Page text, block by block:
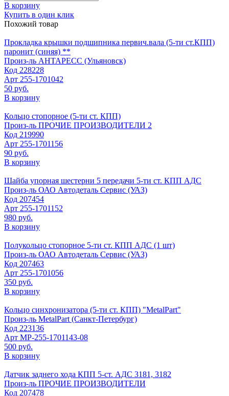
В корзину
Купить в один клик
Похожий товар
Прокладка крышки подшипника первич.вала (5-ти ст.КПП)
паронит (синяя) **
Произ-ль АНТАРЕСС (Ульяновск)
Код 228228
Арт 255-1701042
50 руб.
В корзину
Кольцо стопорное (5-ти ст. КПП)
Произ-ль ПРОЧИЕ ПРОИЗВОДИТЕЛИ 2
Код 219990
Арт 255-1701156
90 руб.
В корзину
Шайба упорная шестерни 5 передачи 5-ти ст. КПП АДС
Произ-ль ОАО Автодеталь Сервис (УАЗ)
Код 207454
Арт 255-1701152
980 руб.
В корзину
Полукольцо стопорное 5-ти ст. КПП АДС (1 шт)
Произ-ль ОАО Автодеталь Сервис (УАЗ)
Код 207463
Арт 255-1701056
350 руб.
В корзину
Кольцо синхронизатора (5-ти ст. КПП) "MetalPart"
Произ-ль MetalPart (Санкт-Петербург)
Код 223136
Арт МР-255-1701143-08
500 руб.
В корзину
Датчик заднего хода КПП 5-ст. АДС 3181, 3182
Произ-ль ПРОЧИЕ ПРОИЗВОДИТЕЛИ
Код 207478